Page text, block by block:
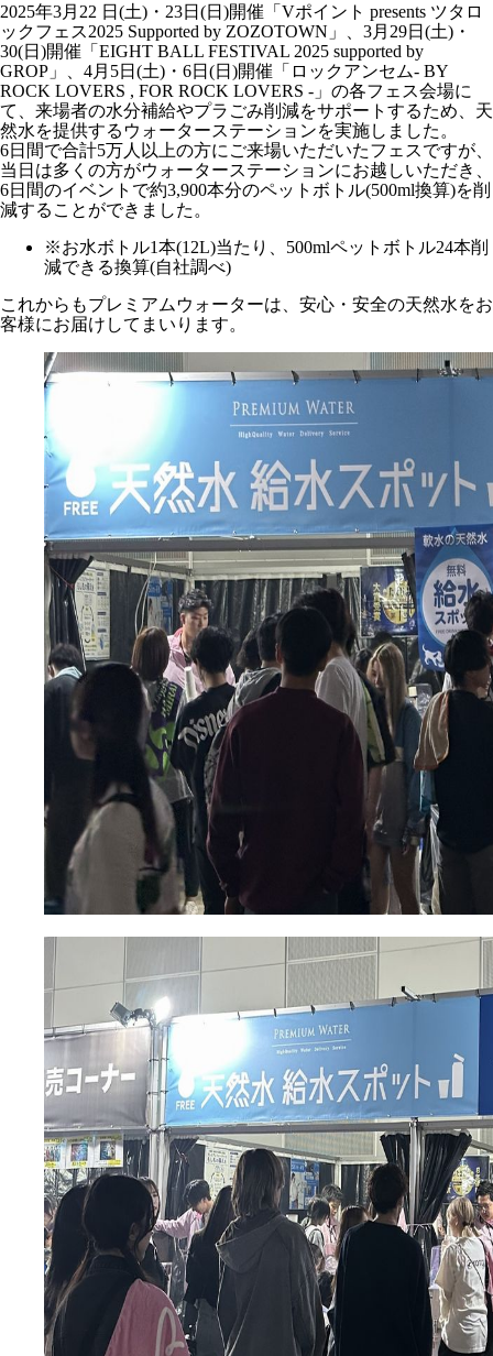
2025年3月22 日(土)・23日(日)開催「Vポイント presents ツタロ
ックフェス2025 Supported by ZOZOTOWN」、3月29日(土)・
30(日)開催「EIGHT BALL FESTIVAL 2025 supported by
GROP」、4月5日(土)・6日(日)開催「ロックアンセム- BY
ROCK LOVERS , FOR ROCK LOVERS -」の各フェス会場に
て、来場者の水分補給やプラごみ削減をサポートするため、天
然水を提供するウォーターステーションを実施しました。
6日間で合計5万人以上の方にご来場いただいたフェスですが、
当日は多くの方がウォーターステーションにお越しいただき、
6日間のイベントで約3,900本分のペットボトル(500ml換算)を削
減することができました。
※お水ボトル1本(12L)当たり、500mlペットボトル24本削
減できる換算(自社調べ)
これからもプレミアムウォーターは、安心・安全の天然水をお
客様にお届けしてまいります。